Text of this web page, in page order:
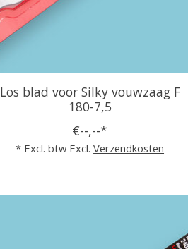
Los blad voor Silky vouwzaag F
180-7,5
€--,--*
* Excl. btw Excl.Verzendkosten